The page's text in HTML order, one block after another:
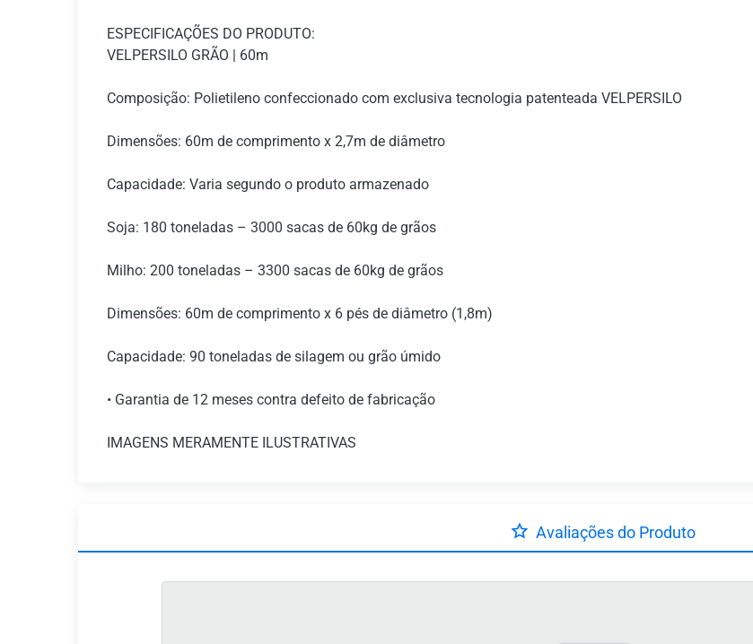
ESPECIFICAÇÕES DO PRODUTO:
VELPERSILO GRÃO | 60m
Composição: Polietileno confeccionado com exclusiva tecnologia patenteada VELPERSILO
Dimensões: 60m de comprimento x 2,7m de diâmetro
Capacidade: Varia segundo o produto armazenado
Soja: 180 toneladas – 3000 sacas de 60kg de grãos
Milho: 200 toneladas – 3300 sacas de 60kg de grãos
Dimensões: 60m de comprimento x 6 pés de diâmetro (1,8m)
Capacidade: 90 toneladas de silagem ou grão úmido
• Garantia de 12 meses contra defeito de fabricação
IMAGENS MERAMENTE ILUSTRATIVAS
Avaliações do Produto